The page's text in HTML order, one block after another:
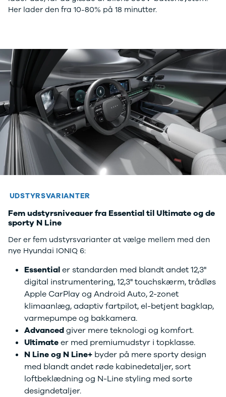
Arteon
Sportsvan
T-Cross
The Beetle
Transporter
e-Transporter
Caddy Maxi
Volvo
Se alle Volvo
Elbil
SUV
Stationcar
EX30
EX40
C40
EX90
XC90
V40
V60
S60
S90
XPENG
G6
P7
Zeekr
7X
001
Biltyper
Her lader den fra 10-80% på 18 minutter.
UDSTYRSVARIANTER
Fem udstyrsniveauer fra Essential til Ultimate og de
sporty N Line
Der er fem udstyrsvarianter at vælge mellem med den
nye Hyundai IONIQ 6:
Essentialer standarden med blandt andet 12,3"
digital instrumentering, 12,3" touchskærm, trådløs
Apple CarPlay og Android Auto, 2-zonet
klimaanlæg, adaptiv fartpilot, el-betjent bagklap,
varmepumpe og bakkamera.
Advancedgiver mere teknologi og komfort.
Ultimateer med premiumudstyr i topklasse.
N Line og N Line+ byder på mere sporty design
med blandt andet røde kabinedetaljer, sort
loftbeklædning og N-Line styling med sorte
designdetaljer.